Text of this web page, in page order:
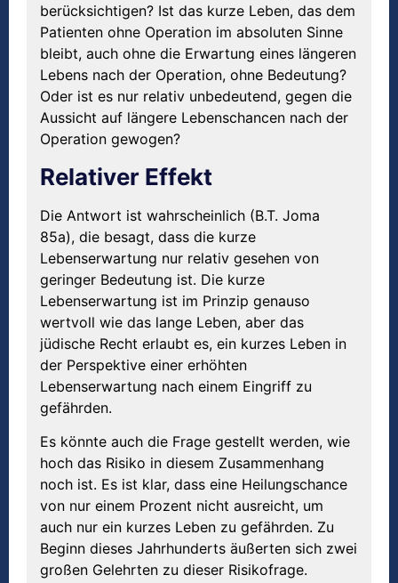
berücksichtigen? Ist das kurze Leben, das dem
Patienten ohne Operation im absoluten Sinne
bleibt, auch ohne die Erwartung eines längeren
Lebens nach der Operation, ohne Bedeutung?
Oder ist es nur relativ unbedeutend, gegen die
Aussicht auf längere Lebenschancen nach der
Operation gewogen?
Relativer Effekt
Die Antwort ist wahrscheinlich (B.T. Joma
85a), die besagt, dass die kurze
Lebenserwartung nur relativ gesehen von
geringer Bedeutung ist. Die kurze
Lebenserwartung ist im Prinzip genauso
wertvoll wie das lange Leben, aber das
jüdische Recht erlaubt es, ein kurzes Leben in
der Perspektive einer erhöhten
Lebenserwartung nach einem Eingriff zu
gefährden.
Es könnte auch die Frage gestellt werden, wie
hoch das Risiko in diesem Zusammenhang
noch ist. Es ist klar, dass eine Heilungschance
von nur einem Prozent nicht ausreicht, um
auch nur ein kurzes Leben zu gefährden. Zu
Beginn dieses Jahrhunderts äußerten sich zwei
großen Gelehrten zu dieser Risikofrage.